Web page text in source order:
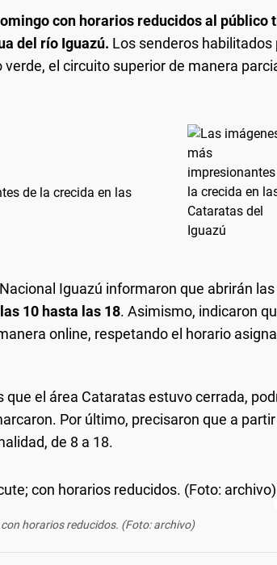
con horarios reducidos al público
del río Iguazú. Los senderos habilitados
el circuito superior de manera
de la crecida en las
Iguazú informaron que abrirán las
10 hasta las 18. Asimismo, indicaron
online, respetando el horario
el área Cataratas estuvo cerrada,
Por último, precisaron que a
de 8 a 18.
horarios reducidos. (Foto: archivo)